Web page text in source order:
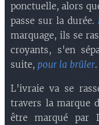
ponctuelle, alors
passe sur la durée.
marquage, ils se
croyants, s'en
suite, pour la brûler
L'ivraie va se
travers la marque
être marqué par